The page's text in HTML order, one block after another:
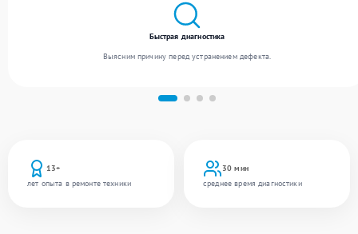
13+
лет опыта в ремонте техники
30 мин
среднее время диагностики
Быстрая диагностика
Выясним причину перед устранением дефекта.